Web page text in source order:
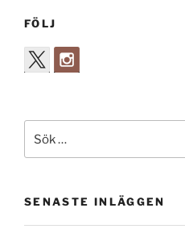
FÖLJ
efter:
SENASTE INLÄGGEN